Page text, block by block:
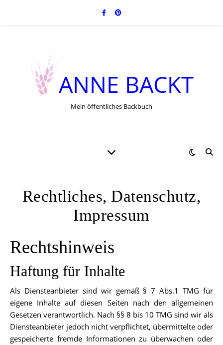
ANNE BACKT
Mein öffentliches Backbuch
Rechtliches, Datenschutz,
Impressum
Rechtshinweis
Haftung für Inhalte
Als Diensteanbieter sind wir gemäß § 7 Abs.1 TMG für
eigene Inhalte auf diesen Seiten nach den allgemeinen
Gesetzen verantwortlich. Nach §§ 8 bis 10 TMG sind wir als
Diensteanbieter jedoch nicht verpflichtet, übermittelte oder
gespeicherte fremde Informationen zu überwachen oder